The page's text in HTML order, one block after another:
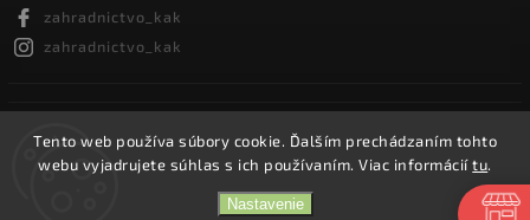
Tento web používa súbory cookie. Ďalším prechádzaním tohto
webu vyjadrujete súhlas s ich používaním. Viac informáciítu.
Nastavenie
zahradnictvo_kak
zahradnictvo_kak
FACEBOOK